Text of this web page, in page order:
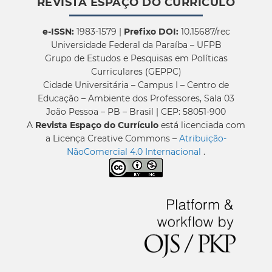
e-ISSN:1983-1579 | Prefixo DOI:10.15687/rec
Universidade Federal da Paraíba – UFPB
Grupo de Estudos e Pesquisas em Políticas
Curriculares (GEPPC)
Cidade Universitária – Campus I – Centro de
Educação – Ambiente dos Professores, Sala 03
João Pessoa – PB – Brasil | CEP: 58051-900
A Revista Espaço do Currículo está licenciada com
a Licença Creative Commons – Atribuição-
NãoComercial 4.0 Internacional .